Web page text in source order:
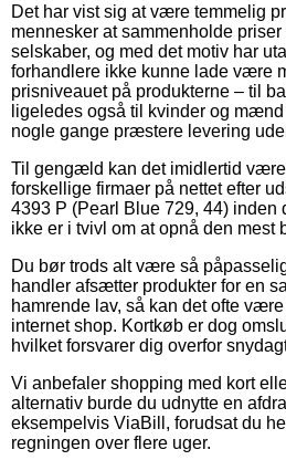
Det har vist sig at være temmelig
mennesker at sammenholde
selskaber, og med det motiv har
forhandlere ikke kunne lade være
prisniveauet på produkterne – til
ligeledes også til kvinder og
nogle gange præstere levering
Til gengæld kan det imidlertid
forskellige firmaer på nettet efter
4393 P (Pearl Blue 729, 44) inden
ikke er i tvivl om at opnå den mest
Du bør trods alt være så
handler afsætter produkter for en
hamrende lav, så kan det ofte
internet shop. Kortkøb er dog
hvilket forsvarer dig overfor
Vi anbefaler shopping med kort
alternativ burde du udnytte en
eksempelvis ViaBill, forudsat du
regningen over flere uger.